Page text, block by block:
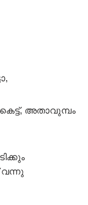
അതാവുമ്പം
വന്നു